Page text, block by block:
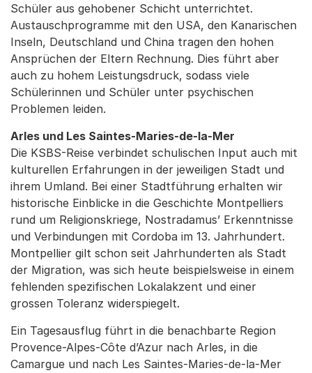
Schüler aus gehobener Schicht unterrichtet.
Austauschprogramme mit den USA, den Kanarischen
Inseln, Deutschland und China tragen den hohen
Ansprüchen der Eltern Rechnung. Dies führt aber
auch zu hohem Leistungsdruck, sodass viele
Schülerinnen und Schüler unter psychischen
Problemen leiden.
Arles und Les Saintes-Maries-de-la-Mer
Die KSBS-Reise verbindet schulischen Input auch mit
kulturellen Erfahrungen in der jeweiligen Stadt und
ihrem Umland. Bei einer Stadtführung erhalten wir
historische Einblicke in die Geschichte Montpelliers
rund um Religionskriege, Nostradamus’ Erkenntnisse
und Verbindungen mit Cordoba im 13. Jahrhundert.
Montpellier gilt schon seit Jahrhunderten als Stadt
der Migration, was sich heute beispielsweise in einem
fehlenden spezifischen Lokalakzent und einer
grossen Toleranz widerspiegelt.
Ein Tagesausflug führt in die benachbarte Region
Provence-Alpes-Côte d’Azur nach Arles, in die
Camargue und nach Les Saintes-Maries-de-la-Mer